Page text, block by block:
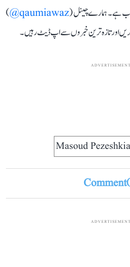
ہے۔ ہمارے چینل (qaumiawaz@
)
اور تازہ ترین خبروں سے اپ ڈیٹ رہیں۔
ADVERTISEMENT
Masoud
ADVERTISEMENT